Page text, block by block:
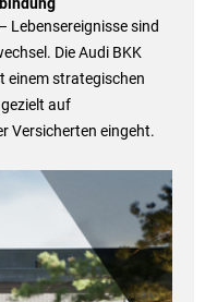
Lebensereignisse sind
Die Audi BKK
einem strategischen
auf
Versicherten eingeht.